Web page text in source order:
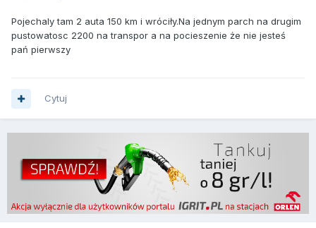
Pojechaly tam 2 auta 150 km i wróciły.Na jednym parch na drugim
pustowatosc 2200 na transpor a na pocieszenie że nie jesteś
pań pierwszy
Cytuj